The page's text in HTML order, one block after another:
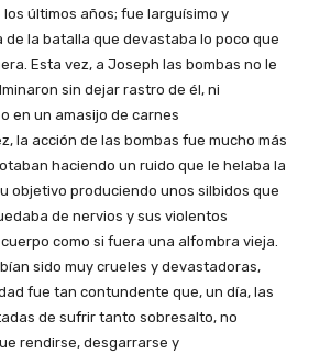
últimos años; fue larguísimo y
la batalla que devastaba lo poco que
Esta vez, a Joseph las bombas no le
sin dejar rastro de él, ni
en un amasijo de carnes
la acción de las bombas fue mucho más
haciendo un ruido que le helaba la
objetivo produciendo unos silbidos que
de nervios y sus violentos
como si fuera una alfombra vieja.
sido muy crueles y devastadoras,
fue tan contundente que, un día, las
de sufrir tanto sobresalto, no
rendirse, desgarrarse y